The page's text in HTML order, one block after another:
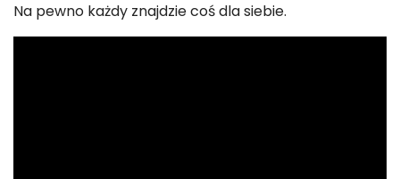
Na pewno każdy znajdzie coś dla siebie.